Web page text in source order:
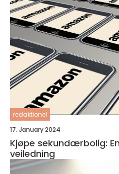
redaktionel
17. January 2024
Kjøpe sekundærbolig:
veiledning